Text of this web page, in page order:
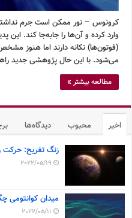
کرونوس – نور ممکن است جرم
وارد کرده و آن‌ها را جابه‌جا کند. این
(فوتون‌ها) تکانه دارند اما هنوز
می‌شود. با این حال پژوهشی جدید
مطالعه بیشتر »
اخیر محبوب دیدگاه‌ها
زنگ تفریح: حرکت
2022/05/19
میدان
2022/05/11